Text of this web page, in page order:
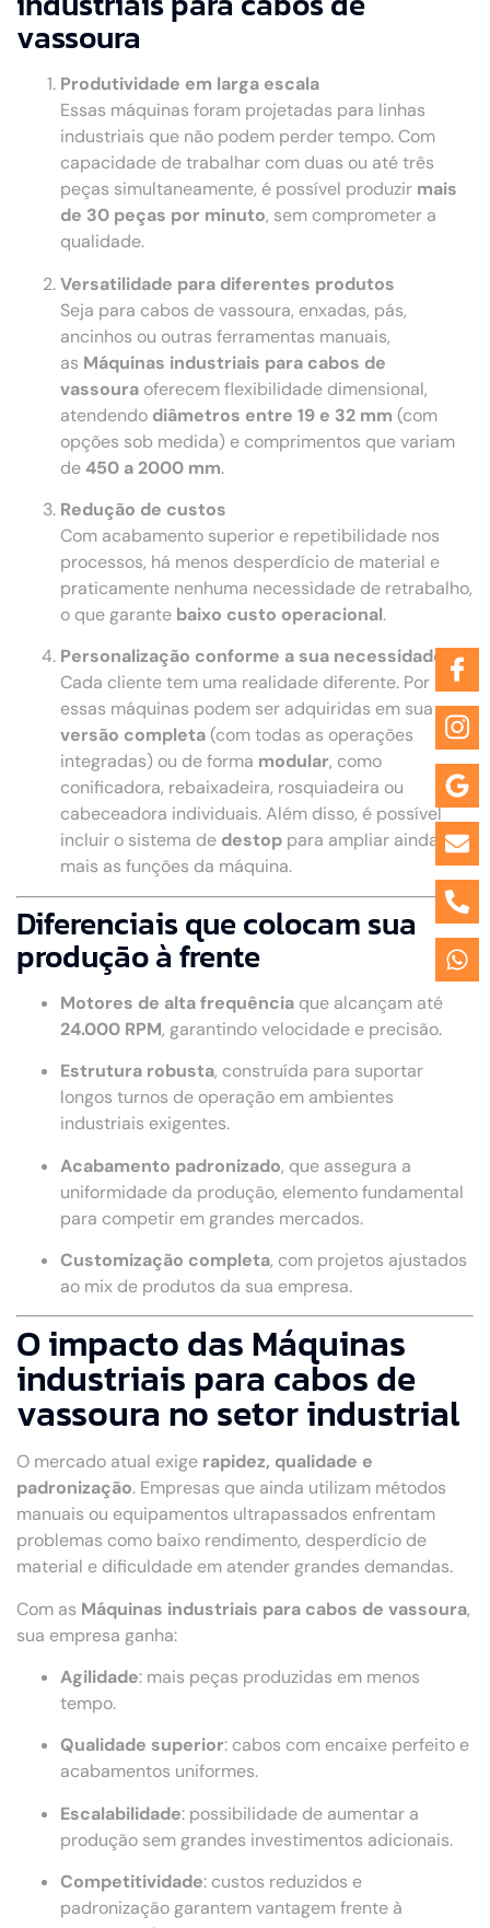
vassoura
Produtividade em larga escala
Essas máquinas foram projetadas para linhas
industriais que não podem perder tempo. Com
capacidade de trabalhar com duas ou até três
peças simultaneamente, é possível produzir mais
de 30 peças por minuto, sem comprometer a
qualidade.
Versatilidade para diferentes produtos
Seja para cabos de vassoura, enxadas, pás,
ancinhos ou outras ferramentas manuais,
as Máquinas industriais para cabos de
vassoura oferecem flexibilidade dimensional,
atendendo diâmetros entre 19 e 32 mm (com
opções sob medida) e comprimentos que variam
de450 a 2000 mm.
Redução de custos
Com acabamento superior e repetibilidade nos
processos, há menos desperdício de material e
praticamente nenhuma necessidade de retrabalho,
o que garante baixo custo operacional.
Personalização conforme a sua necessidade
Cada cliente tem uma realidade diferente. Por isso,
essas máquinas podem ser adquiridas em sua
versão completa (com todas as operações
integradas) ou de forma modular, como
conificadora, rebaixadeira, rosquiadeira ou
cabeceadora individuais. Além disso, é possível
incluir o sistema de destop para ampliar ainda
mais as funções da máquina.
Diferenciais que colocam sua
produção à frente
Motores de alta frequência que alcançam até
24.000 RPM, garantindo velocidade e precisão.
Estrutura robusta, construída para suportar
longos turnos de operação em ambientes
industriais exigentes.
Acabamento padronizado, que assegura a
uniformidade da produção, elemento fundamental
para competir em grandes mercados.
Customização completa, com projetos ajustados
ao mix de produtos da sua empresa.
O impacto das Máquinas
industriais para cabos de
vassoura no setor industrial
O mercado atual exige rapidez, qualidade e
padronização. Empresas que ainda utilizam métodos
manuais ou equipamentos ultrapassados enfrentam
problemas como baixo rendimento, desperdício de
material e dificuldade em atender grandes demandas.
Com as Máquinas industriais para cabos de vassoura,
sua empresa ganha:
Agilidade: mais peças produzidas em menos
tempo.
Qualidade superior: cabos com encaixe perfeito e
acabamentos uniformes.
Escalabilidade: possibilidade de aumentar a
produção sem grandes investimentos adicionais.
Competitividade: custos reduzidos e
padronização garantem vantagem frente à